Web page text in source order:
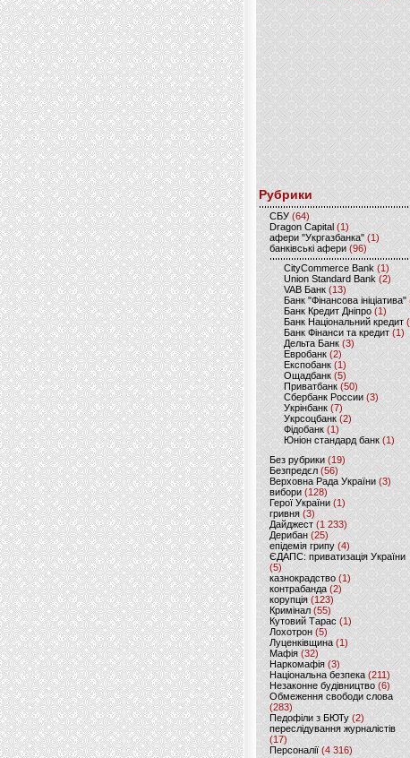
Рубрики
CБУ (64)
Dragon Capital (1)
афери "Укргазбанка" (1)
банківські афери (96)
CityCommerce Bank (1)
Union Standard Bank (2)
VAB Банк (13)
Банк "Фінансова ініціатива"
Банк Кредит Дніпро (1)
Банк Національний кредит
Банк Фінанси та кредит (1)
Дельта Банк (3)
Евробанк(2)
Експобанк (1)
Ощадбанк(5)
Приватбанк (50)
Сбербанк России (3)
Укрінбанк(7)
Укрсоцбанк (2)
Фідобанк (1)
Юніон стандард банк(1)
Без рубрики (19)
Безпредєл(56)
Верховна Рада України (3)
вибори(128)
Герої України(1)
гривня (3)
Дайджест (1 233)
Дерибан (25)
епідемія грипу (4)
ЄДАПС: приватизація України
(5)
казнокрадство (1)
контрабанда (2)
корупція (123)
Кримінал (55)
Кутовий Тарас (1)
Лохотрон(5)
Луценківщина (1)
Мафія (32)
Наркомафія (3)
Національна безпека (211)
Незаконне будівництво(6)
Обмеження свободи слова
(283)
Педофіли з БЮТу (2)
переслідування журналістів
(17)
Персоналії (4 316)